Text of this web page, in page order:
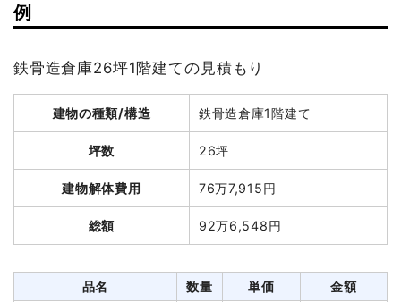
品名 数量 単価
木造倉庫50坪2階建て
50坪 22,296円
1,114,800円
養生費
20,000円
土間コンクリート撤去
1,680円
室内残置物撤去
13m³ 15,000円
195,000円
1,527,273円
建物解体費用 18万200円
総額 91万9,820円
軽量鉄骨造住宅11坪1階建
11坪
16,382
円
180,200円
物置小屋撤去
6坪 19,167円
115,000円
例
鉄骨造倉庫26坪1階建ての見積もり
建物の種類/構造 鉄骨造倉庫1階建て
坪数 26坪
建物解体費用 76万7,915円
総額 92万6,548円
品名 数量 単価
金額